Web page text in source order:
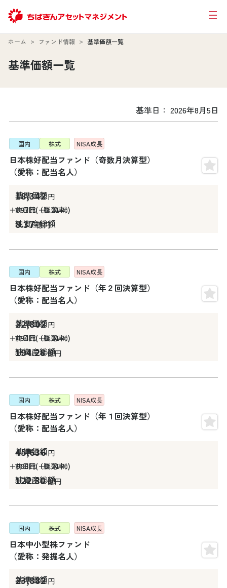
ホーム ファンド情報 基準価額一覧
基準価額一覧
基準日： 2026年8月5日
国内 株式 NISA成長
日本株好配当ファンド（奇数月決算型）
（愛称：配当名人）
18,342 円
＋397円 ＋2.21%
8.37億円
国内 株式 NISA成長
日本株好配当ファンド（年２回決算型）
（愛称：配当名人）
22,802 円
＋494円 ＋2.21%
194.28億円
国内 株式 NISA成長
日本株好配当ファンド（年１回決算型）
（愛称：配当名人）
45,636 円
＋988円 ＋2.21%
122.80億円
国内 株式 NISA成長
日本中小型株ファンド
（愛称：発掘名人）
23,882 円